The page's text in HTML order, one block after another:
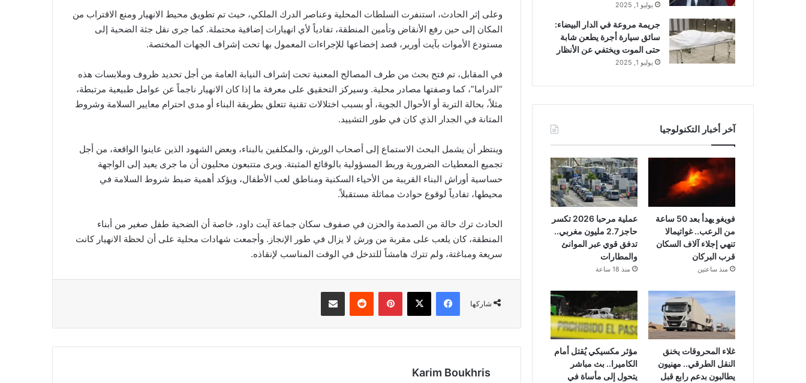
وعلى إثر الحادث، استنفرت السلطات المحلية وعناصر الدرك الملكي، حيث تم تطويق محيط الانهيار ومنع الاقتراب من
المكان إلى حين رفع الأنقاض وتأمين المنطقة، تفادياً لأي انهيارات إضافية محتملة. كما جرى نقل جثة الضحية إلى
مستودع الأموات بآيت أورير، قصد إخضاعها للإجراءات المعمول بها تحت إشراف الجهات المختصة.
في المقابل، تم فتح بحث من طرف المصالح المعنية تحت إشراف النيابة العامة من أجل تحديد ظروف وملابسات هذه
“الدراما”، كما وصفتها مصادر محلية. وسيركز التحقيق على معرفة ما إذا كان الانهيار ناجماً عن عوامل طبيعية مرتبطة،
مثلاً، بحالة التربة أو الأحوال الجوية، أو بسبب اختلالات تقنية تتعلق بطريقة البناء أو مدى احترام معايير السلامة وشروط
المتانة في الجدار الذي كان في طور التشييد.
وينتظر أن يشمل البحث الاستماع إلى أصحاب الورش، والمكلفين بالبناء، وبعض الشهود الذين عاينوا الواقعة، من أجل
تجميع المعطيات الضرورية وربط المسؤولية بالوقائع المثبتة. ويرى متتبعون محليون أن ما جرى يعيد إلى الواجهة
حساسية أوراش البناء القريبة من الأحياء السكنية ومناطق لعب الأطفال، ويؤكد أهمية ضبط شروط السلامة في
محيطها، تفادياً لوقوع حوادث مماثلة مستقبلاً.
الحادث ترك حالة من الصدمة والحزن في صفوف سكان جماعة آيت داود، خاصة أن الضحية طفل صغير من أبناء
المنطقة، كان يلعب على مقربة من ورش لا يزال في طور الإنجاز. وأجمعت شهادات محلية على أن لحظة الانهيار كانت
سريعة ومباغتة، ولم تترك هامشاً للتدخل في الوقت المناسب لإنقاذه.
شاركها
فيسبوك ‫X بينتيريست مشاركة عبر البريد
Karim Boukhris
يوليو 1, 2025
جريمة مروعة في الدار البيضاء:
سائق سيارة أجرة يطعن شابة
حتى الموت ويختفي عن الأنظار
يوليو 1, 2025
آخر أخبار التكنولوجيا
فويغو يهدأ بعد 50 ساعة
من الرعب.. غواتيمالا
تنهي إجلاء آلاف السكان
قرب البركان
منذ ساعتين
عملية مرحبا 2026 تكسر
حاجز 2.7 مليون مغربي..
تدفق قوي عبر الموانئ
والمطارات
منذ 18 ساعة
غلاء المحروقات يخنق
النقل الطرقي.. مهنيون
يطالبون بدعم رابع قبل
مؤثر مكسيكي يُقتل أمام
الكاميرا.. بث مباشر
يتحول إلى مأساة في